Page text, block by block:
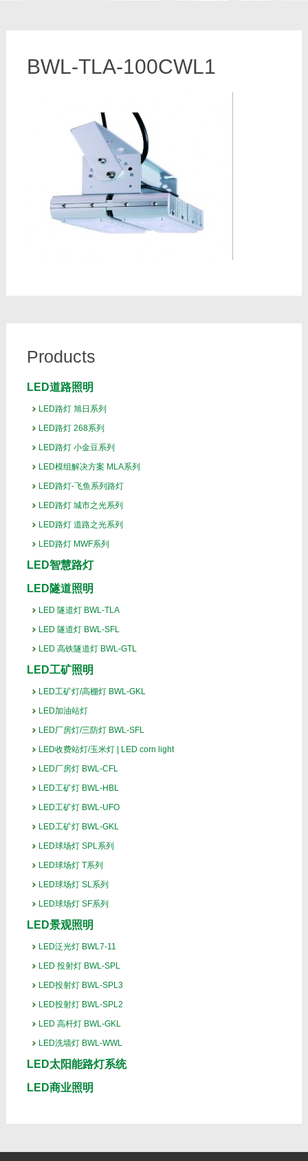
BWL-TLA-100CWL1
Products
LED道路照明
LED路灯 旭日系列
LED路灯 268系列
LED路灯 小金豆系列
LED模组解决方案 MLA系列
LED路灯-飞鱼系列路灯
LED路灯 城市之光系列
LED路灯 道路之光系列
LED路灯 MWF系列
LED智慧路灯
LED隧道照明
LED 隧道灯 BWL-TLA
LED 隧道灯 BWL-SFL
LED 高铁隧道灯 BWL-GTL
LED工矿照明
LED工矿灯/高棚灯 BWL-GKL
LED加油站灯
LED厂房灯/三防灯 BWL-SFL
LED收费站灯/玉米灯 | LED corn light
LED厂房灯 BWL-CFL
LED工矿灯 BWL-HBL
LED工矿灯 BWL-UFO
LED工矿灯 BWL-GKL
LED球场灯 SPL系列
LED球场灯 T系列
LED球场灯 SL系列
LED球场灯 SF系列
LED景观照明
LED泛光灯 BWL7-11
LED 投射灯 BWL-SPL
LED投射灯 BWL-SPL3
LED投射灯 BWL-SPL2
LED 高杆灯 BWL-GKL
LED洗墙灯 BWL-WWL
LED太阳能路灯系统
LED商业照明